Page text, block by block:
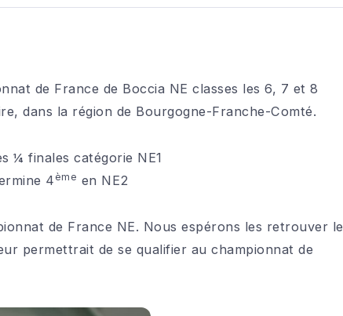
de France de Boccia NE classes les 6, 7 et 8
dans la région de Bourgogne-Franche-Comté.
¼ finales catégorie NE1
4ème en NE2
de France NE. Nous espérons les retrouver le
permettrait de se qualifier au championnat de